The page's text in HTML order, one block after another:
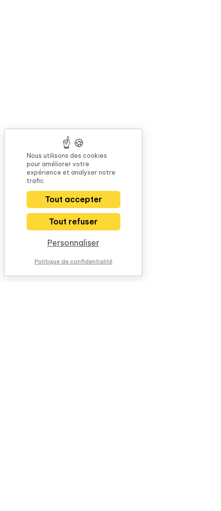
Nous utilisons des cookies
pour améliorer votre
expérience et analyser notre
trafic.
Tout accepter
Tout refuser
Personnaliser
Politique de confidentialité